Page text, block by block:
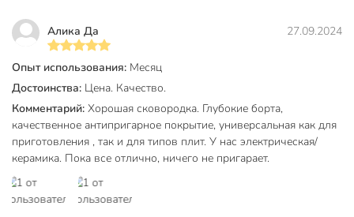
Высота борта, мм
Бренд
Страна производства
Россия
Коллекция
НМП Каменная
Антипригарное покрытие
с антипригарным
Алика Да 27.09.2024
Опыт использования: Месяц
Достоинства: Цена. Качество.
Комментарий: Хорошая сковородка. Глубокие борта,
качественное антипригарное покрытие, универсальная как для
приготовления , так и для типов плит. У нас электрическая/
керамика. Пока все отлично, ничего не пригарает.